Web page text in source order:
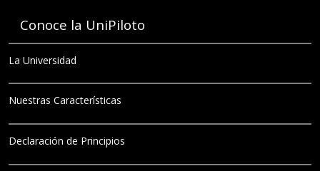
Conoce la UniPiloto
La Universidad
Nuestras Características
Declaración de Principios